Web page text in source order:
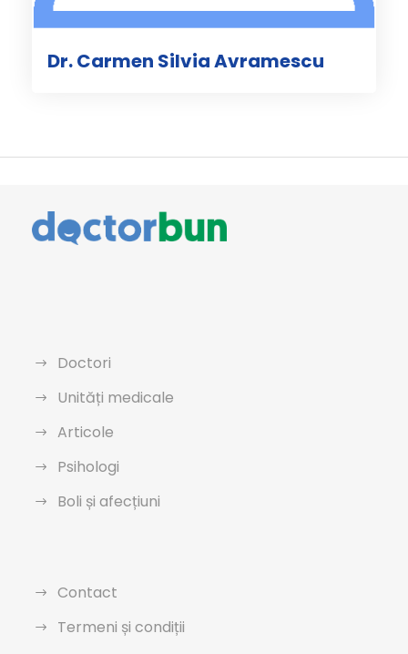
Dr. Carmen Silvia Avramescu
Doctori
Unități medicale
Articole
Psihologi
Boli și afecțiuni
Contact
Termeni și condiții